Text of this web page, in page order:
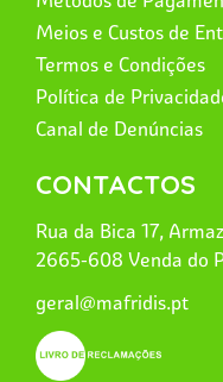
Meios e Custos de
Termos e Condições
Política de
Canal de Denúncias
CONTACTOS
Rua da Bica 17,
2665-608 Venda do
geral@mafridis.pt